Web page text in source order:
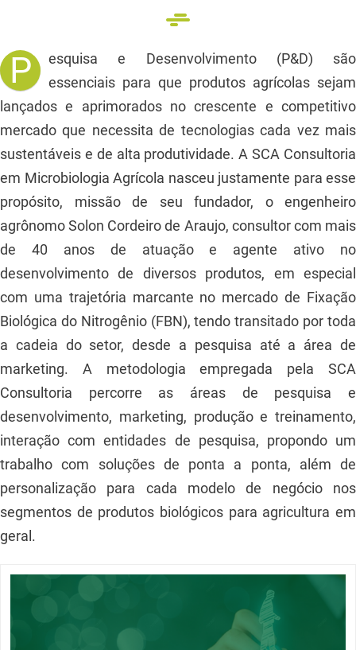
P
esquisa e Desenvolvimento (P&D) são
essenciais para que produtos agrícolas sejam
lançados e aprimorados no crescente e competitivo
mercado que necessita de tecnologias cada vez mais
sustentáveis e de alta produtividade. A SCA Consultoria
em Microbiologia Agrícola nasceu justamente para esse
propósito, missão de seu fundador, o engenheiro
agrônomo Solon Cordeiro de Araujo, consultor com mais
de 40 anos de atuação e agente ativo no
desenvolvimento de diversos produtos, em especial
com uma trajetória marcante no mercado de Fixação
Biológica do Nitrogênio (FBN), tendo transitado por toda
a cadeia do setor, desde a pesquisa até a área de
marketing. A metodologia empregada pela SCA
Consultoria percorre as áreas de pesquisa e
desenvolvimento, marketing, produção e treinamento,
interação com entidades de pesquisa, propondo um
trabalho com soluções de ponta a ponta, além de
personalização para cada modelo de negócio nos
segmentos de produtos biológicos para agricultura em
geral.